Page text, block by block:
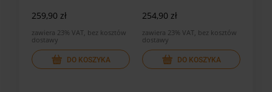
259,90 zł
zawiera 23% VAT, bez kosztów
dostawy
DO KOSZYKA
254,90 zł
zawiera 23% VAT, bez kosztów
dostawy
DO KOSZYKA